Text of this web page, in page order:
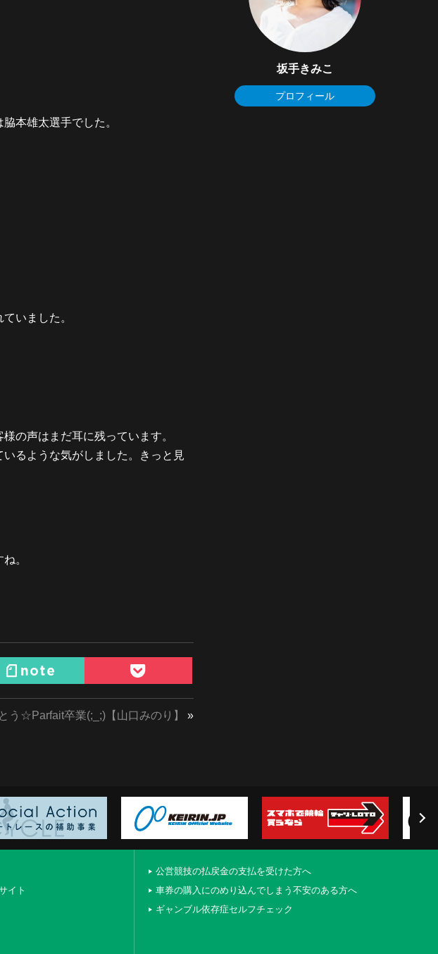
本雄太選手でした。
いました。
の声はまだ耳に残っています。
るような気がしました。きっと見
。
う☆Parfait卒業(;_;)【山口みのり】 »
坂手きみこ
プロフィール
公営競技の払戻金の支払を受けた方へ
車券の購入にのめり込んでしまう不安のある方へ
ギャンブル依存症セルフチェック
イト